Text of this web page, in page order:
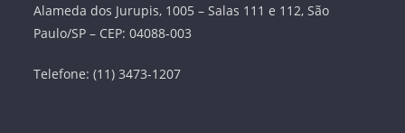
Alameda dos Jurupis, 1005 – Salas 111 e 112, São
Paulo/SP – CEP: 04088-003
Telefone: (11) 3473-1207